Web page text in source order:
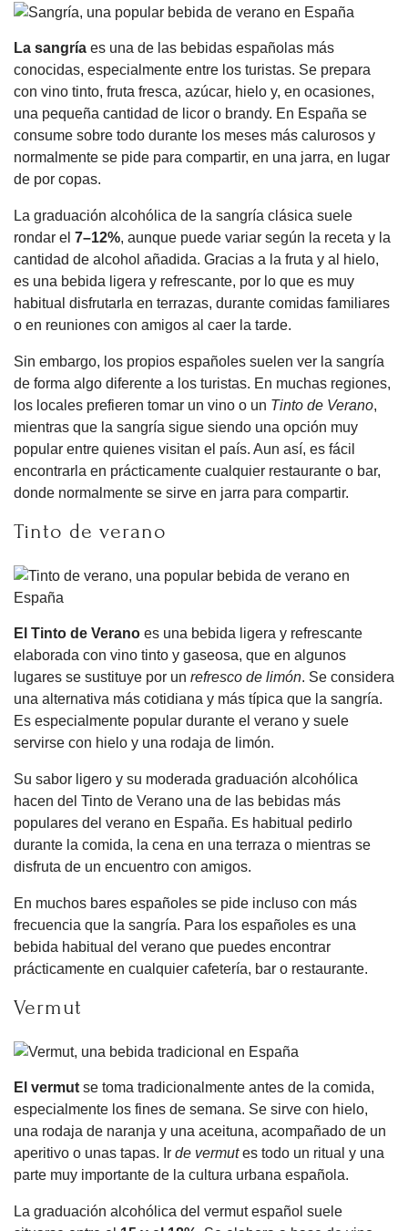
La sangría es una de las bebidas españolas más
conocidas, especialmente entre los turistas. Se prepara
con vino tinto, fruta fresca, azúcar, hielo y, en ocasiones,
una pequeña cantidad de licor o brandy. En España se
consume sobre todo durante los meses más calurosos y
normalmente se pide para compartir, en una jarra, en lugar
de por copas.
La graduación alcohólica de la sangría clásica suele
rondar el 7–12%, aunque puede variar según la receta y la
cantidad de alcohol añadida. Gracias a la fruta y al hielo,
es una bebida ligera y refrescante, por lo que es muy
habitual disfrutarla en terrazas, durante comidas familiares
o en reuniones con amigos al caer la tarde.
Sin embargo, los propios españoles suelen ver la sangría
de forma algo diferente a los turistas. En muchas regiones,
los locales prefieren tomar un vino o un Tinto de Verano,
mientras que la sangría sigue siendo una opción muy
popular entre quienes visitan el país. Aun así, es fácil
encontrarla en prácticamente cualquier restaurante o bar,
donde normalmente se sirve en jarra para compartir.
Tinto de verano
El Tinto de Verano es una bebida ligera y refrescante
elaborada con vino tinto y gaseosa, que en algunos
lugares se sustituye por un refresco de limón. Se considera
una alternativa más cotidiana y más típica que la sangría.
Es especialmente popular durante el verano y suele
servirse con hielo y una rodaja de limón.
Su sabor ligero y su moderada graduación alcohólica
hacen del Tinto de Verano una de las bebidas más
populares del verano en España. Es habitual pedirlo
durante la comida, la cena en una terraza o mientras se
disfruta de un encuentro con amigos.
En muchos bares españoles se pide incluso con más
frecuencia que la sangría. Para los españoles es una
bebida habitual del verano que puedes encontrar
prácticamente en cualquier cafetería, bar o restaurante.
Vermut
El vermut se toma tradicionalmente antes de la comida,
especialmente los fines de semana. Se sirve con hielo,
una rodaja de naranja y una aceituna, acompañado de un
aperitivo o unas tapas. Ir de vermutes todo un ritual y una
parte muy importante de la cultura urbana española.
La graduación alcohólica del vermut español suele